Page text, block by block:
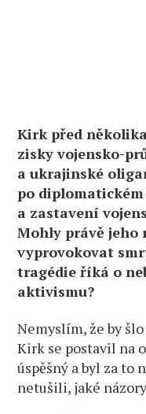
Kirk před
zisky vojensko-
a ukrajinské
po
a zastavení
Mohly právě jeho
vyprovokovat
tragédie říká o
aktivismu?
Nemyslím, že by
Kirk se postavil na
úspěšný a byl za to
netušili, jaké